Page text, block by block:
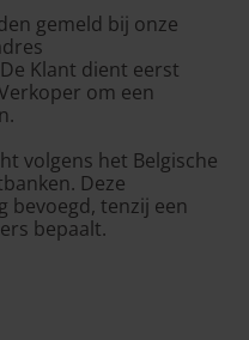
gemeld bij onze
Klant dient eerst
om een
volgens het Belgische
Deze
bevoegd, tenzij een
bepaalt.